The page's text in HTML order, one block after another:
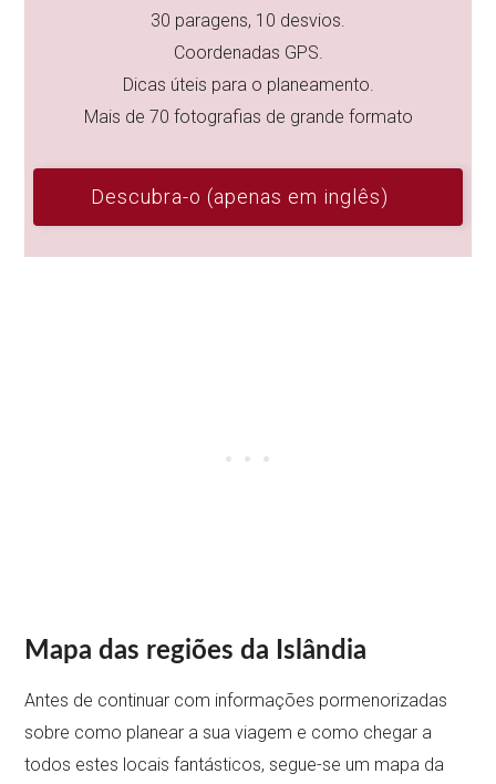
30 paragens, 10 desvios.
Coordenadas GPS.
Dicas úteis para o planeamento.
Mais de 70 fotografias de grande formato
Descubra-o (apenas em inglês)
Mapa das regiões da Islândia
Antes de continuar com informações pormenorizadas
sobre como planear a sua viagem e como chegar a
todos estes locais fantásticos, segue-se um mapa da